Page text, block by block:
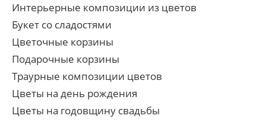
Интерьерные композиции из цветов
Букет со сладостями
Цветочные корзины
Подарочные корзины
Траурные композиции цветов
Цветы на день рождения
Цветы на годовщину свадьбы